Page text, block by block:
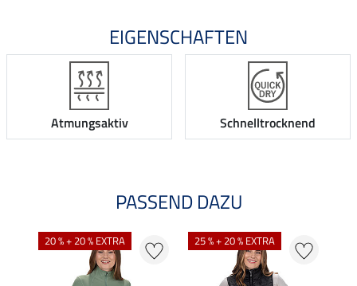
EIGENSCHAFTEN
Atmungsaktiv Schnelltrocknend
PASSEND DAZU
20 % + 20 % EXTRA 25 % + 20 % EXTRA